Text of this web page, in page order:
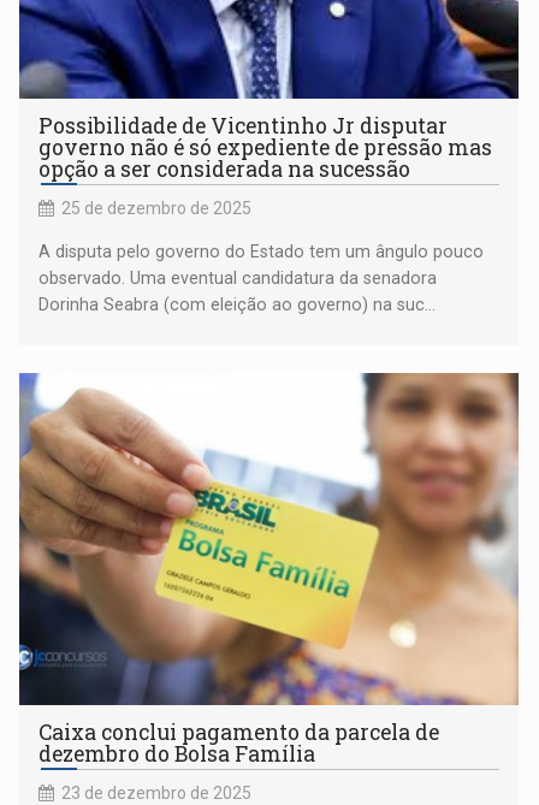
Possibilidade de Vicentinho Jr disputar
governo não é só expediente de pressão mas
opção a ser considerada na sucessão
25 de dezembro de 2025
A disputa pelo governo do Estado tem um ângulo pouco
observado. Uma eventual candidatura da senadora
Dorinha Seabra (com eleição ao governo) na suc...
Caixa conclui pagamento da parcela de
dezembro do Bolsa Família
23 de dezembro de 2025